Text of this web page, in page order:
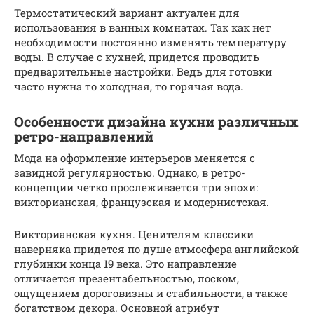
Термостатический вариант актуален для
использования в ванных комнатах. Так как нет
необходимости постоянно изменять температуру
воды. В случае с кухней, придется проводить
предварительные настройки. Ведь для готовки
часто нужна то холодная, то горячая вода.
Особенности дизайна кухни различных
ретро-направлений
Мода на оформление интерьеров меняется с
завидной регулярностью. Однако, в ретро-
концепции четко прослеживается три эпохи:
викторианская, французская и модернистская.
Викторианская кухня. Ценителям классики
наверняка придется по душе атмосфера английской
глубинки конца 19 века. Это направление
отличается презентабельностью, лоском,
ощущением дороговизны и стабильности, а также
богатством декора. Основной атрибут